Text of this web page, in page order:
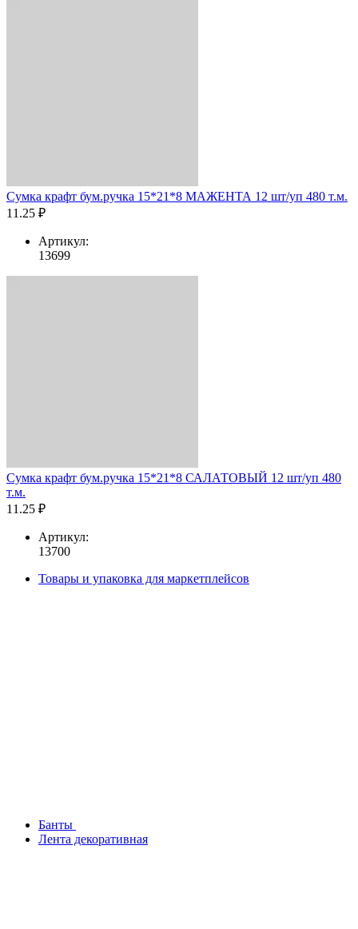
Сумка крафт бум.ручка 15*21*8 МАЖЕНТА 12 шт/уп 480 т.м.
11.25 ₽
Артикул:
13699
Сумка крафт бум.ручка 15*21*8 САЛАТОВЫЙ 12 шт/уп 480
т.м.
11.25 ₽
Артикул:
13700
Товары и упаковка для маркетплейсов
Банты
Лента декоративная